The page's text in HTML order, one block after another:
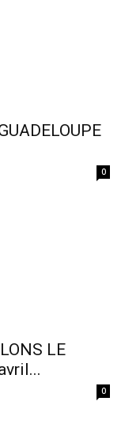
0
LE
0